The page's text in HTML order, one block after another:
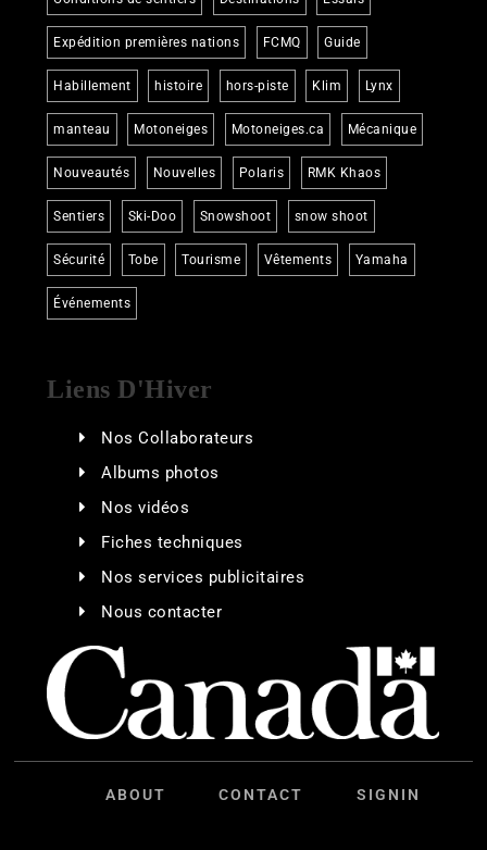
Expédition premières nations FCMQ Guide
Habillement histoire hors-piste Klim Lynx
manteau Motoneiges Motoneiges.ca Mécanique
Nouveautés Nouvelles Polaris RMK Khaos
Sentiers Ski-Doo Snowshoot snow shoot
Sécurité Tobe Tourisme Vêtements Yamaha
Événements
Liens D'Hiver
Nos Collaborateurs
Albums photos
Nos vidéos
Fiches techniques
Nos services publicitaires
Nous contacter
ABOUT CONTACT SIGNIN